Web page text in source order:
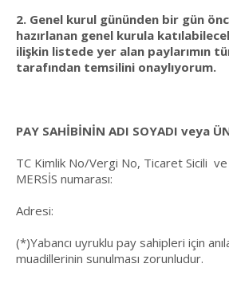
2. Genel kurul gününden bir gün
hazırlanan genel kurula
ilişkin listede yer alan paylarımın
tarafından temsilini onaylıyorum.
PAY SAHİBİNİN ADI SOYADI veya
TC Kimlik No/Vergi No, Ticaret Sicili ve
MERSİS numarası:
Adresi:
(*)Yabancı uyruklu pay sahipleri için
muadillerinin sunulması zorunludur.